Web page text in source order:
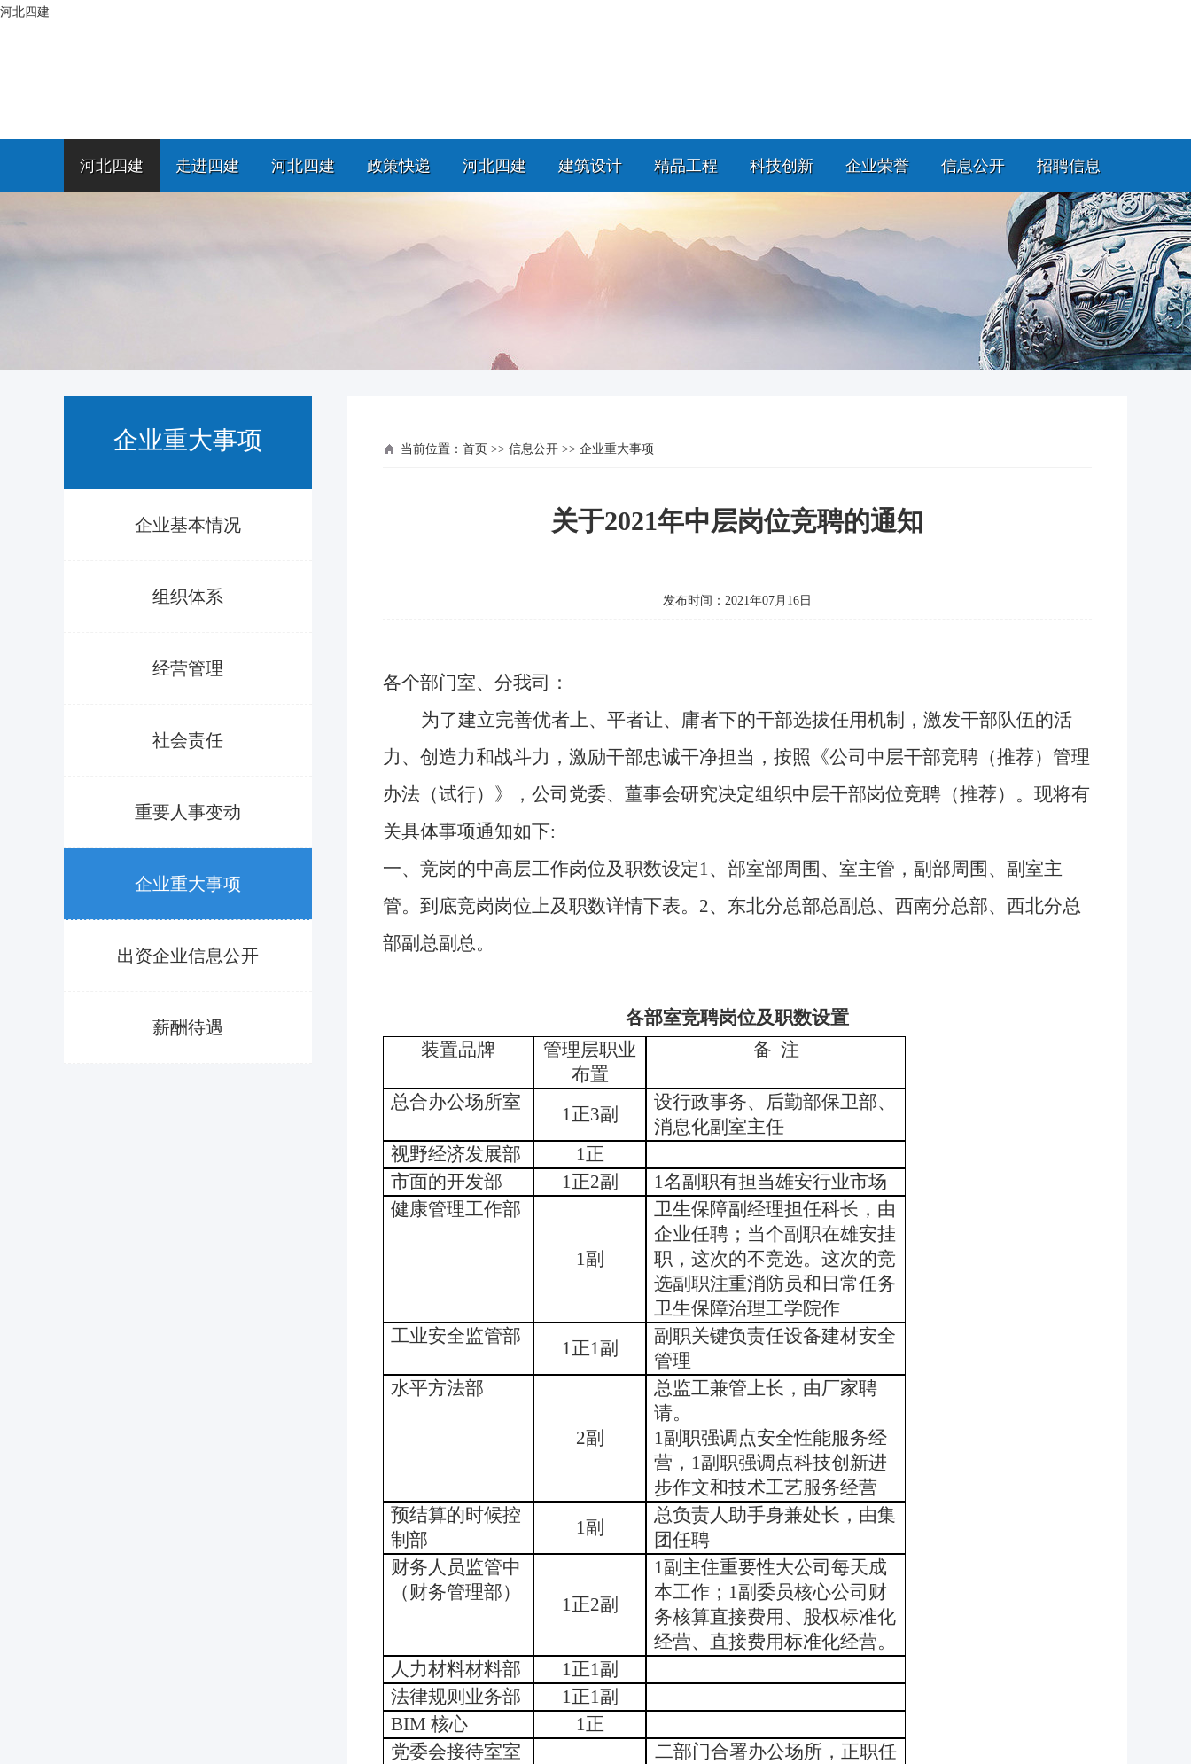
河北四建
河北四建 走进四建 河北四建 政策快递 河北四建 建筑设计 精品工程 科技创新 企业荣誉 信息公开 招聘信息
企业重大事项
企业基本情况
组织体系
经营管理
社会责任
重要人事变动
企业重大事项
出资企业信息公开
薪酬待遇
当前位置： 首页 >> 信息公开 >> 企业重大事项
关于2021年中层岗位竞聘的通知
发布时间：2021年07月16日
各个部门室、分我司：
为了建立完善优者上、平者让、庸者下的干部选拔任用机制，激发干部队伍的活
力、创造力和战斗力，激励干部忠诚干净担当，按照《公司中层干部竞聘（推荐）管理
办法（试行）》，公司党委、董事会研究决定组织中层干部岗位竞聘（推荐） 。现将有
关具体事项通知如下:
一、竞岗的中高层工作岗位及职数设定1、部室部周围、室主管，副部周围、副室主
管。到底竞岗岗位上及职数详情下表。2、东北分总部总副总、西南分总部、西北分总
部副总副总。
各部室竞聘岗位及职数设置
装置品牌
管理层职业
布置
备 注
总合办公场所室
1正3副
设行政事务、后勤部保卫部、
消息化副室主任
视野经济发展部
1正
市面的开发部
1正2副
1名副职有担当雄安行业市场
健康管理工作部
1副
卫生保障副经理担任科长，由
企业任聘；当个副职在雄安挂
职，这次的不竞选。这次的竞
选副职注重消防员和日常任务
卫生保障治理工学院作
工业安全监管部
1正1副
副职关键负责任设备建材安全
管理
水平方法部
2副
总监工兼管上长，由厂家聘
请。
1副职强调点安全性能服务经
营，1副职强调点科技创新进
步作文和技术工艺服务经营
预结算的时候控
制部
1副
总负责人助手身兼处长，由集
团任聘
财务人员监管中
（财务管理部）
1正2副
1副主住重要性大公司每天成
本工作；1副委员核心公司财
务核算直接费用、股权标准化
经营、直接费用标准化经营。
人力材料材料部
1正1副
法律规则业务部
1正1副
BIM 核心
1正
党委会接待室室
二部门合署办公场所，正职任